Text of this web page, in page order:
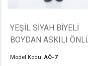
YEŞİL SİYAH BİYELİ
BOYDAN ASKILI
Model Kodu:AÖ-7